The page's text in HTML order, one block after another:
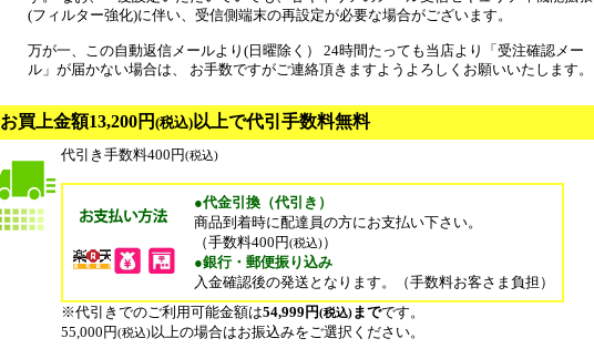
(フィルター強化)に伴い、受信側端末の再設定が必要な場合がございます。
万が一、この自動返信メールより(日曜除く） 24時間たっても当店より「受注確認メー
ル」が届かない場合は、 お手数ですがご連絡頂きますようよろしくお願いいたします。
お買上金額13,200円 (税込)以上で代引手数料無料
代引き手数料400円(税込)
●代金引換（代引き）
商品到着時に配達員の方にお支払い下さい。
（手数料400円(税込)）
●銀行・郵便振り込み
入金確認後の発送となります。（手数料お客さま負担）
※代引きでのご利用可能金額は54,999円(税込)までです。
55,000円(税込)以上の場合はお振込みをご選択ください。